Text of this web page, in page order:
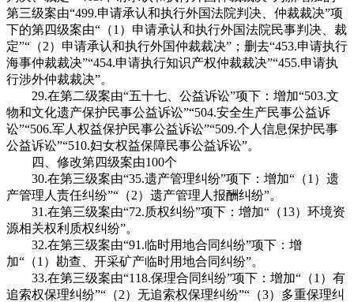
第三级案由“499.申请承认和执行外国法院判决、仲裁裁决”项
下的第四级案由“（1）申请承认和执行外国法院民事判决、裁
定”“（2）申请承认和执行外国仲裁裁决”；删去“453.申请执行
海事仲裁裁决”“454.申请执行知识产权仲裁裁决”“455.申请执
行涉外仲裁裁决”。
29.在第二级案由“五十七、公益诉讼”项下：增加“503.文
物和文化遗产保护民事公益诉讼”“504.安全生产民事公益诉
讼”“506.军人权益保护民事公益诉讼”“509.个人信息保护民事
公益诉讼”“510.妇女权益保障民事公益诉讼”。
四、修改第四级案由100个
30.在第三级案由“35.遗产管理纠纷”项下：增加“（1）遗
产管理人责任纠纷”“（2）遗产管理人报酬纠纷”。
31.在第三级案由“72.质权纠纷”项下：增加“（13）环境资
源相关权利质权纠纷”。
32.在第三级案由“91.临时用地合同纠纷”项下：增
加“（1）勘查、开采矿产临时用地合同纠纷”。
33.在第三级案由“118.保理合同纠纷”项下：增加“（1）有
追索权保理纠纷”“（2）无追索权保理纠纷”“（3）多重保理纠